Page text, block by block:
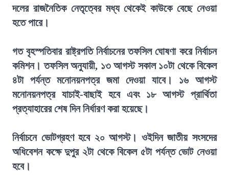
দলের রাজনৈতিক নেতৃত্বের মধ্য থেকেই কাউকে বেছে নেওয়া
হতে পারে।
গত বৃহস্পতিবার রাষ্ট্রপতি নির্বাচনের তফসিল ঘোষণা করে নির্বাচন
কমিশন। তফসিল অনুযায়ী, ১৩ আগস্ট সকাল ১০টা থেকে বিকেল
৪টা পর্যন্ত মনোনয়নপত্র জমা দেওয়া যাবে। ১৬ আগস্ট
মনোনয়নপত্র যাচাই-বাছাই হবে এবং ১৮ আগস্ট প্রার্থিতা
প্রত্যাহারের শেষ দিন নির্ধারণ করা হয়েছে।
নির্বাচনে ভোটগ্রহণ হবে ২০ আগস্ট। ওইদিন জাতীয় সংসদের
অধিবেশন কক্ষে দুপুর ২টা থেকে বিকেল ৫টা পর্যন্ত ভোট নেওয়া
হবে।